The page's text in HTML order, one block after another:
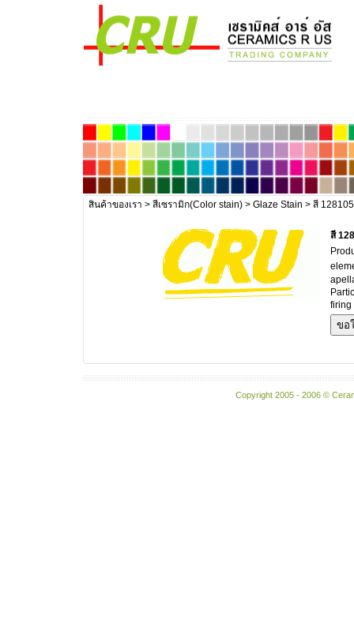
สินค้าของเรา > สีเซรามิก(Color stain) > Glaze Stain > สี
สี
Copyright 2005 - 2006 ©